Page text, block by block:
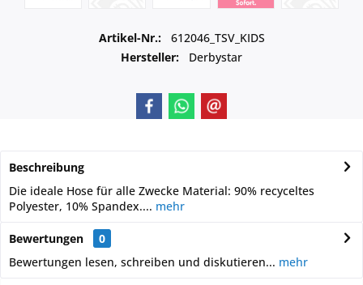
Artikel-Nr.:
612046_TSV_KIDS
Hersteller:
Derbystar
Beschreibung
Die ideale Hose für alle Zwecke Material: 90% recyceltes
Polyester, 10% Spandex.... mehr
Bewertungen
0
Bewertungen lesen, schreiben und diskutieren... mehr